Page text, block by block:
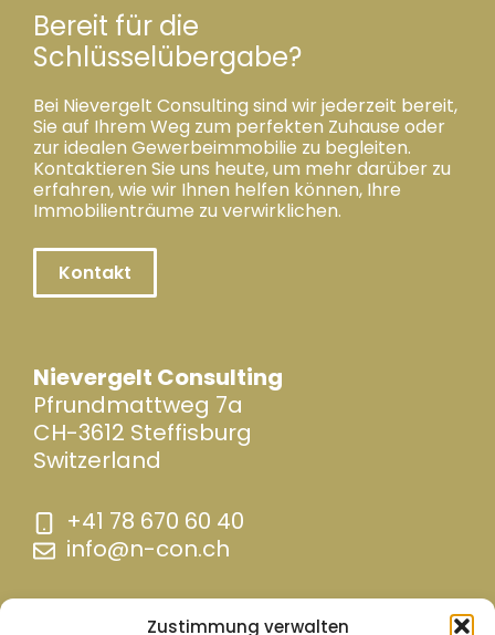
Zustimmung verwalten
Bereit für die
Schlüsselübergabe?
Bei Nievergelt Consulting sind wir jederzeit bereit,
Sie auf Ihrem Weg zum perfekten Zuhause oder
zur idealen Gewerbeimmobilie zu begleiten.
Kontaktieren Sie uns heute, um mehr darüber zu
erfahren, wie wir Ihnen helfen können, Ihre
Immobilienträume zu verwirklichen.
Kontakt
Nievergelt Consulting
Pfrundmattweg 7a
CH-3612 Steffisburg
Switzerland
+41 78 670 60 40
info@n-con.ch